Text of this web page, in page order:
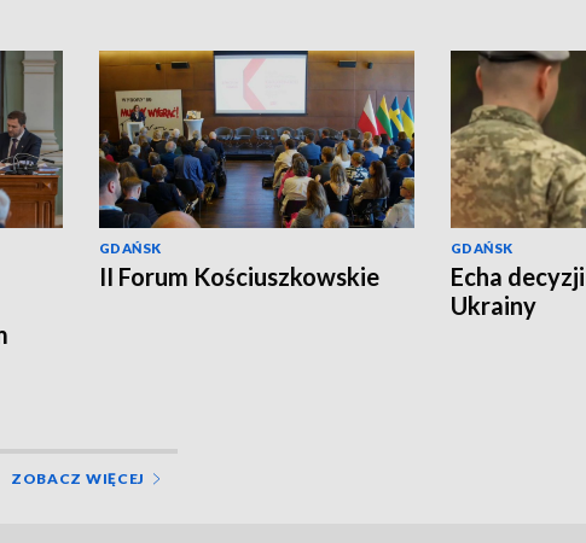
GDAŃSK
II Forum Kościuszkowskie
GDAŃSK
Echa
Ukrainy
ZOBACZ WIĘCEJ